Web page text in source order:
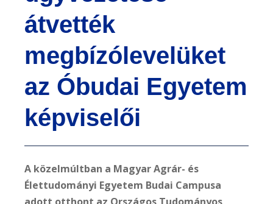
átvették
megbízólevelüket
az Óbudai Egyetem
képviselői
A közelmúltban a Magyar Agrár- és
Élettudományi Egyetem Budai Campusa